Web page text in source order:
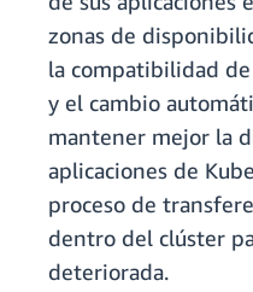
zonas de
la compatibilidad de
y el cambio
mantener mejor la
aplicaciones de
proceso de
dentro del clúster
deteriorada.